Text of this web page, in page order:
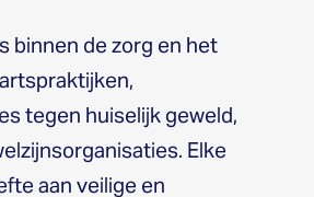
binnen de zorg en het
tegen huiselijk geweld,
Elke
aan veilige en